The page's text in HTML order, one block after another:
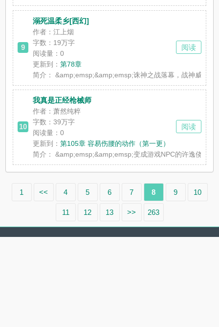
9
溺死温柔乡[西幻]
作者：江上烟
字数：19万字
阅读量：0
更新到：第78章
简介：
&amp;emsp;&amp;emsp;诛神之战落幕，战神威尔
阅读
10
我真是正经枪械师
作者：萧然纯粹
字数：39万字
阅读量：0
更新到：第105章 容易伤腰的动作（第一更）
简介：
&amp;emsp;&amp;emsp;变成游戏NPC的许逸侥幸
阅读
1 << 4 5 6 7 8 9 10
11 12 13 >> 263